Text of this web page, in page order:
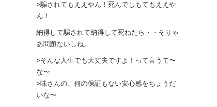
>騙されてもええやん！死んでしもてもええや
ん！
納得して騙されて納得して死ねたら・・そりゃ
あ問題ないしね。
>そんな人生でも大丈夫ですよ！って言うて〜
な〜
>味さんの、何の保証もない安心感をちょうだ
いな〜